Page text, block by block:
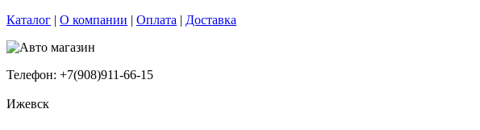
Каталог | О компании | Оплата | Доставка
Телефон: +7(908)911-66-15
Ижевск